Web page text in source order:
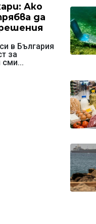
Ако
да
в България
за
сми...